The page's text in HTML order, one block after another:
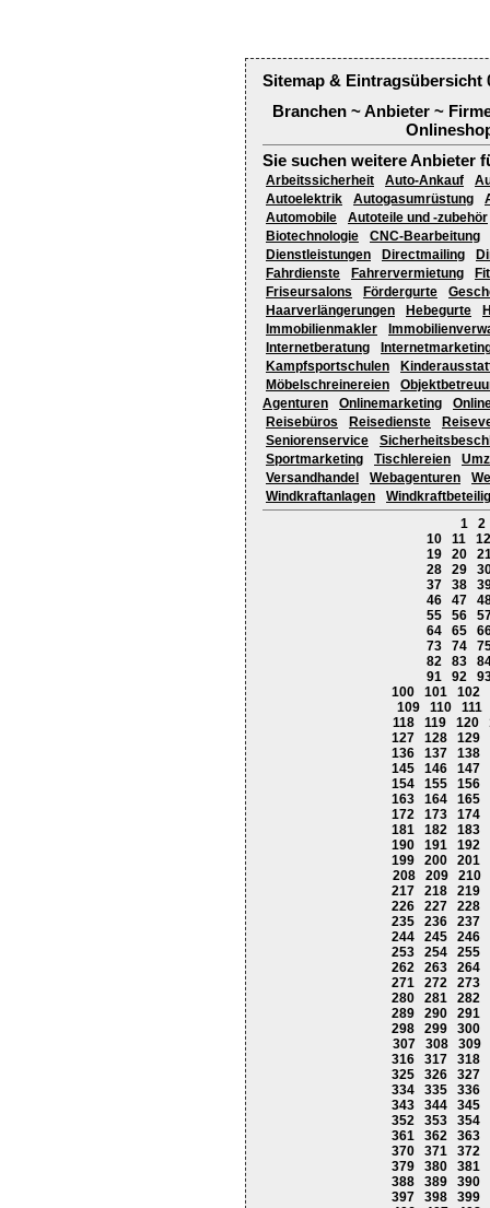
Sitemap & Eintragsübersicht
Branchen ~ Anbieter ~
Sie suchen weitere Anbieter
Arbeitssicherheit Auto-Ankauf
Autoelektrik
Autogasumrüstung
Automobile
Autoteile und -zubehör
Biotechnologie
CNC-Bearbeitung
Dienstleistungen
Directmailing
Fahrdienste
Fahrervermietung
Friseursalons
Fördergurte
Haarverlängerungen
Hebegurte
Immobilienmakler
Internetberatung
Kampfsportschulen
Möbelschreinereien
Agenturen
Onlinemarketing
Reisebüros
Reisedienste
Seniorenservice
Sportmarketing
Tischlereien
Versandhandel
Webagenturen
Windkraftanlagen
1
2
10
11
12
19
20
28
29
37
38
46
47
55
56
64
65
73
74
82
83
91
92
100
101
102
109
110
111
118
119 120
127
128
129
136
137
138
145
146
147
154
155
156
163
164
165
172
173
174
181
182
183
190
191
192
199
200
201
208
209
210
217
218
219
226
227
228
235
236
237
244
245
246
253
254
255
262
263
264
271
272
273
280
281
282
289
290
291
298
299
300
307
308
309
316
317
318
325
326
327
334
335
336
343
344
345
352
353
354
361
362
363
370
371
372
379
380
381
388
389
390
397
398
399